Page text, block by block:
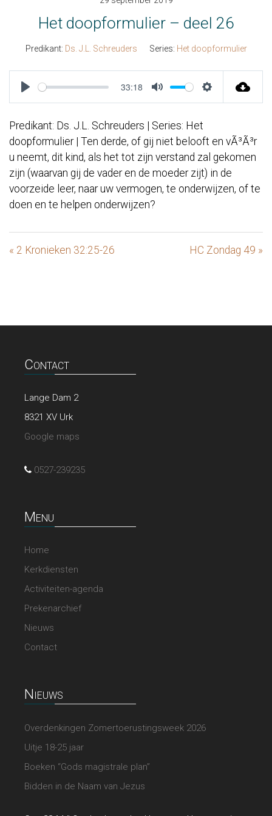
Het doopformulier – deel 26
Predikant: Ds. J.L. Schreuders Series: Het doopformulier
Play
33:18
Mute Settings
Predikant: Ds. J.L. Schreuders | Series: Het
doopformulier | Ten derde, of gij niet belooft en vÃ³Ã³r
u neemt, dit kind, als het tot zijn verstand zal gekomen
zijn (waarvan gij de vader en de moeder zijt) in de
voorzeide leer, naar uw vermogen, te onderwijzen, of te
doen en te helpen onderwijzen?
« 2 Kronieken 32:25-26 HC Zondag 49 »
Contact
Lange Dam 2
8321 XV Urk
Google maps
0527-239235
Menu
Home
Kerkdiensten
Activiteiten-agenda
Prekenarchief
Nieuws
Contact
Nieuws
Overdenkingen Zomertoerustingsweek 2026
Uitje 18-25 jaar
Boeken “Gods magistrale plan”
Bidden in de Naam van Jezus